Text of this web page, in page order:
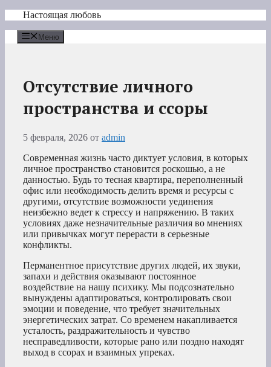
Перейти
содержимому
Настоящая любовь
Меню
Отсутствие личного
пространства и ссоры
5 февраля, 2026 от admin
Современная жизнь часто диктует условия, в которых
личное пространство становится роскошью, а не
данностью. Будь то тесная квартира, переполненный
офис или необходимость делить время и ресурсы с
другими, отсутствие возможности уединения
неизбежно ведет к стрессу и напряжению. В таких
условиях даже незначительные различия во мнениях
или привычках могут перерасти в серьезные
конфликты.
Перманентное присутствие других людей, их звуки,
запахи и действия оказывают постоянное
воздействие на нашу психику. Мы подсознательно
вынуждены адаптироваться, контролировать свои
эмоции и поведение, что требует значительных
энергетических затрат. Со временем накапливается
усталость, раздражительность и чувство
несправедливости, которые рано или поздно находят
выход в ссорах и взаимных упреках.